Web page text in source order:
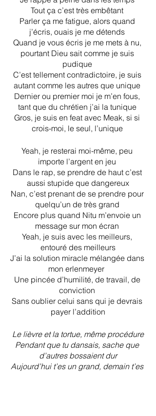
Tout ça c’est très embêtant
Parler ça me fatigue, alors quand
j’écris, ouais je me détends
Quand je vous écris je me mets à nu,
pourtant Dieu sait comme je suis
pudique
C’est tellement contradictoire, je suis
autant comme les autres que unique
Dernier ou premier moi je m’en fous,
tant que du chrétien j’ai la tunique
Gros, je suis en feat avec Meak, si si
crois-moi, le seul, l’unique
Yeah, je resterai moi-même, peu
importe l’argent en jeu
Dans le rap, se prendre de haut c’est
aussi stupide que dangereux
Nan, c’est prenant de se prendre pour
quelqu’un de très grand
Encore plus quand Nitu m’envoie un
message sur mon écran
Yeah, je suis avec les meilleurs,
entouré des meilleurs
J’ai la solution miracle mélangée dans
mon erlenmeyer
Une pincée d’humilité, de travail, de
conviction
Sans oublier celui sans qui je devrais
payer l’addition
Le lièvre et la tortue, même procédure
Pendant que tu dansais, sache que
d’autres bossaient dur
Aujourd’hui t’es un grand, demain t’es